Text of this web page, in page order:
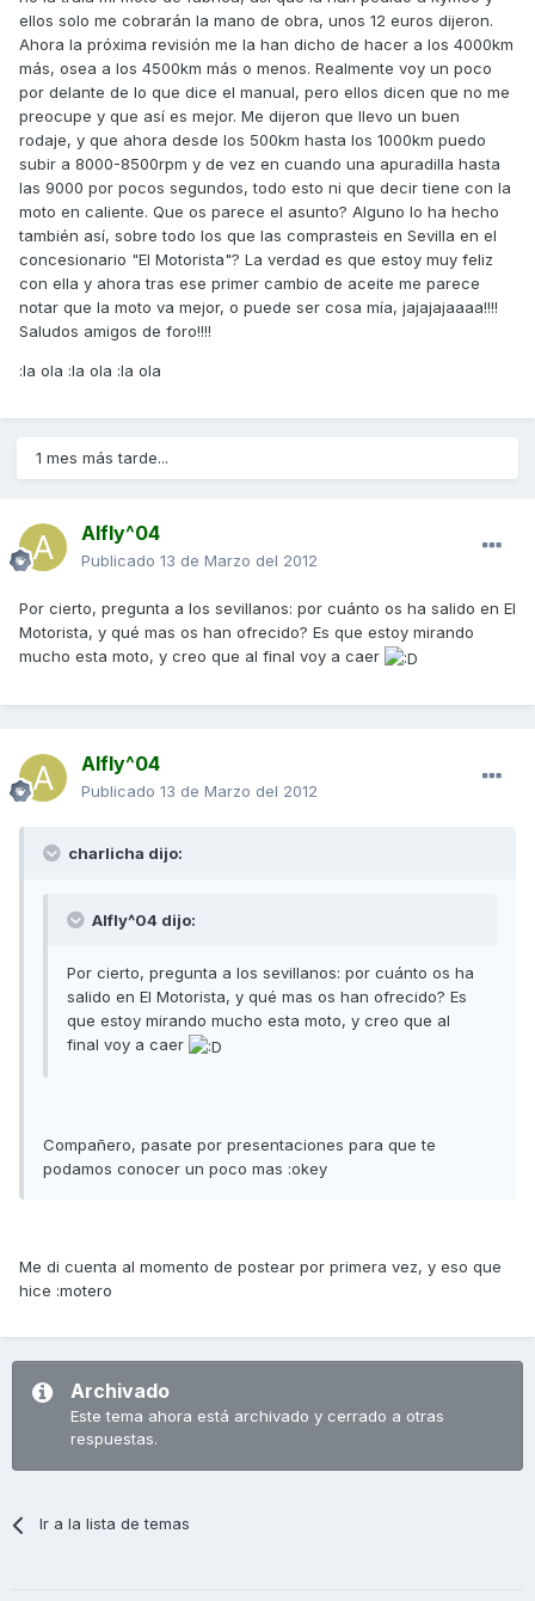
ellos solo me cobrarán la mano de obra, unos 12 euros dijeron.
Ahora la próxima revisión me la han dicho de hacer a los 4000km
más, osea a los 4500km más o menos. Realmente voy un poco
por delante de lo que dice el manual, pero ellos dicen que no me
preocupe y que así es mejor. Me dijeron que llevo un buen
rodaje, y que ahora desde los 500km hasta los 1000km puedo
subir a 8000-8500rpm y de vez en cuando una apuradilla hasta
las 9000 por pocos segundos, todo esto ni que decir tiene con la
moto en caliente. Que os parece el asunto? Alguno lo ha hecho
también así, sobre todo los que las comprasteis en Sevilla en el
concesionario "El Motorista"? La verdad es que estoy muy feliz
con ella y ahora tras ese primer cambio de aceite me parece
notar que la moto va mejor, o puede ser cosa mía, jajajajaaaa!!!!
Saludos amigos de foro!!!!
:la ola :la ola :la ola
1 mes más tarde...
Alfly^04
Publicado 13 de Marzo del 2012
Por cierto, pregunta a los sevillanos: por cuánto os ha salido en El
Motorista, y qué mas os han ofrecido? Es que estoy mirando
mucho esta moto, y creo que al final voy a caer
Alfly^04
Publicado 13 de Marzo del 2012
charlicha dijo:
Alfly^04 dijo:
Por cierto, pregunta a los sevillanos: por cuánto os ha
salido en El Motorista, y qué mas os han ofrecido? Es
que estoy mirando mucho esta moto, y creo que al
final voy a caer
Compañero, pasate por presentaciones para que te
podamos conocer un poco mas :okey
Me di cuenta al momento de postear por primera vez, y eso que
hice :motero
Archivado
Este tema ahora está archivado y cerrado a otras
respuestas.
Ir a la lista de temas